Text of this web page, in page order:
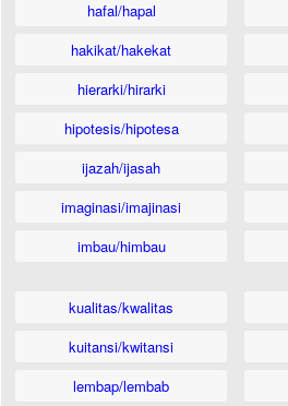
hafal/hapal
hakikat/hakekat
hierarki/hirarki
hipotesis/hipotesa
ijazah/ijasah
imaginasi/imajinasi
imbau/himbau
kualitas/kwalitas
kuitansi/kwitansi
lembap/lembab